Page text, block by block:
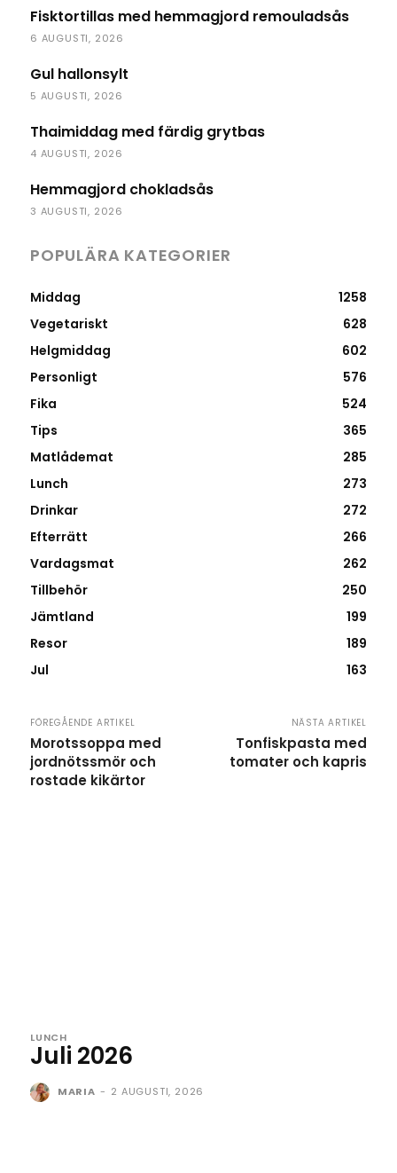
Fisktortillas med hemmagjord remouladsås
6 AUGUSTI, 2026
Gul hallonsylt
5 AUGUSTI, 2026
Thaimiddag med färdig grytbas
4 AUGUSTI, 2026
Hemmagjord chokladsås
3 AUGUSTI, 2026
POPULÄRA KATEGORIER
Middag
1258
Vegetariskt
628
Helgmiddag
602
Personligt
576
Fika
524
Tips
365
Matlådemat
285
Lunch
273
Drinkar
272
Efterrätt
266
Vardagsmat
262
Tillbehör
250
Jämtland
199
Resor
189
Jul
163
FÖREGÅENDE ARTIKEL
Morotssoppa med
jordnötssmör och
rostade kikärtor
NÄSTA ARTIKEL
Tonfiskpasta med
tomater och kapris
LUNCH
Juli 2026
MARIA - 2 AUGUSTI, 2026